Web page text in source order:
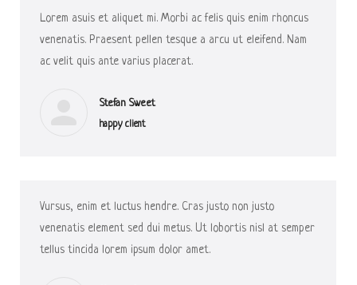
Lorem asuis et aliquet mi. Morbi ac felis quis enim rhoncus
venenatis. Praesent pellen tesque a arcu ut eleifend. Nam
ac velit quis ante varius placerat.
Stefan Sweet
happy client
Vursus, enim et luctus hendre. Cras justo non justo
venenatis element sed dui metus. Ut lobortis nisl at semper
tellus tincida lorem ipsum dolor amet.